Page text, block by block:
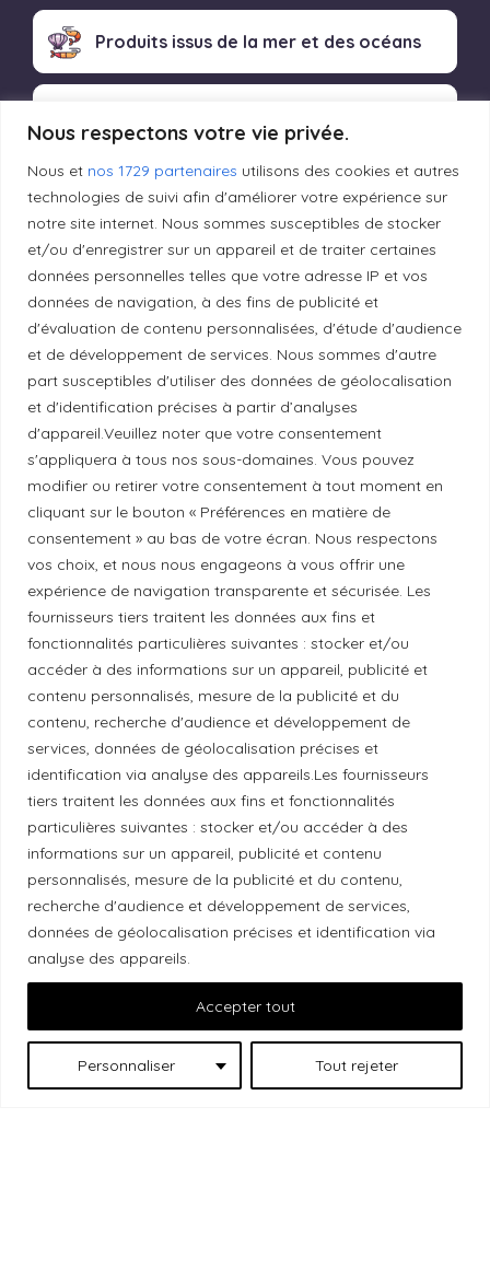
Nous respectons votre vie privée.
Nous et nos 1729 partenaires utilisons des cookies et autres
technologies de suivi afin d'améliorer votre expérience sur
notre site internet. Nous sommes susceptibles de stocker
et/ou d'enregistrer sur un appareil et de traiter certaines
données personnelles telles que votre adresse IP et vos
données de navigation, à des fins de publicité et
d'évaluation de contenu personnalisées, d'étude d'audience
et de développement de services. Nous sommes d'autre
part susceptibles d'utiliser des données de géolocalisation
et d'identification précises à partir d’analyses
d'appareil.Veuillez noter que votre consentement
s'appliquera à tous nos sous-domaines. Vous pouvez
modifier ou retirer votre consentement à tout moment en
cliquant sur le bouton « Préférences en matière de
consentement » au bas de votre écran. Nous respectons
vos choix, et nous nous engageons à vous offrir une
expérience de navigation transparente et sécurisée. Les
fournisseurs tiers traitent les données aux fins et
fonctionnalités particulières suivantes : stocker et/ou
accéder à des informations sur un appareil, publicité et
contenu personnalisés, mesure de la publicité et du
contenu, recherche d'audience et développement de
services, données de géolocalisation précises et
identification via analyse des appareils.Les fournisseurs
tiers traitent les données aux fins et fonctionnalités
particulières suivantes : stocker et/ou accéder à des
informations sur un appareil, publicité et contenu
personnalisés, mesure de la publicité et du contenu,
recherche d'audience et développement de services,
données de géolocalisation précises et identification via
analyse des appareils.
Personnaliser Tout rejeter
Accepter tout
Produits issus de la mer et des océans
Liens utiles
Mentions légales
Politique de confidentialité
Principes de publication
Politique de correction
Politique de diversité
Politique éthique
Reconnaissance du territoire
Local Market, marque portée par la société Les
Chats Gourmets Ltd. tient à souligner que ses
installations, situées au 511 Lacolle Way (Ottawa-
Orléans), se trouvent sur le territoire traditionnel non
cédé du peuple algonquin anichinabé. Nous
reconnaissons et remercions les peuples
actuels de ces terres.